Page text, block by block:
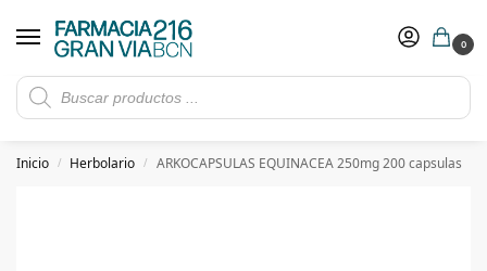
0
Rebajas de verano hasta -30%
​ 5€ de descuento con el cupón 5GRANVIA (compras superiores a 150€)
Inicio / Herbolario / ARKOCAPSULAS EQUINACEA 250mg 200 capsulas